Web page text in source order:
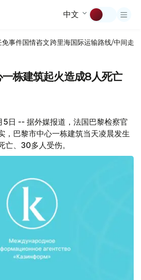
中文
免事件国情咨文跨里海国际运输路线/中间走廊
栋建筑起火造成8人死亡
日 -- 据外媒报道，法国巴黎检察官
，巴黎市中心一栋建筑当天凌晨发生
亡、30多人受伤。